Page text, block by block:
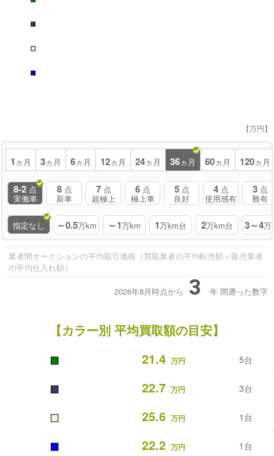
■
■
■
【万円】
1 ヵ月 3ヵ月 6ヵ月 12ヵ月 24ヵ月 36ヵ月 60ヵ月 120ヵ月
8-2 点
実働車
8 点
新車
7 点
超極上
6 点
極上車
5 点
良好
4 点
使用感有
3 点
難有
指定なし ～0.5万km ～1万km 1万km台 2万km台 3～4万
業者間オークションの平均取引価格（買取業者の平均転売額＝販売業者
の平均仕入れ額）
2026年8月時点から 3 年 間遡った数字
【カラー別 平均買取額の目安】
■ 21.4 万円 5台
■ 22.7 万円 3台
■ 25.6 万円 1台
■ 22.2 万円 1台